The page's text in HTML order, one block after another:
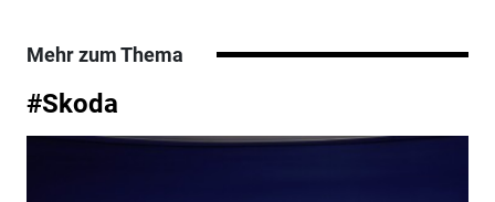
Mehr zum Thema
#Skoda